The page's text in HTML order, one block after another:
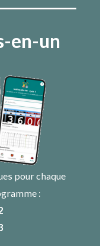
en-un
pour chaque
: